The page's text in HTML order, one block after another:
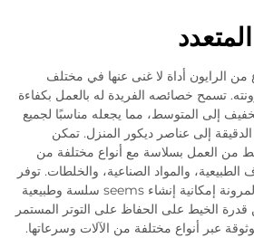
من الرايون أداة لا غنى عنها في مختلف
تسمح خصائصه الفريدة له بالعمل بكفاءة
إلى المتوسط، مما يجعله مناسبًا لجميع
إلى عناصر ديكور المنزل. تمكن
من العمل بسلاسة مع أنواع مختلفة من
الطبيعية، والمواد الصناعية، والخلطات. توفر
قدرته على التدليق الجيد والمرونة إمكانية إنشاء seems سلسة وطبيعية
الخيط على الحفاظ على التوتر المستمر
عبر أنواع مختلفة من الآلات وسرعاتها.